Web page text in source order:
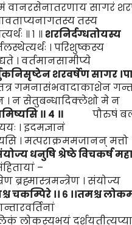
सागरं
तस्य
॥ १ ॥ शरनिर्दग्धतोयस्य
। परिशुष्कस्य
। वर्तमानसामीप्ये
शरवर्षेण सागर ।
गमनासंभवादाकाशेन
। न सेतुबन्धादिक्लेशो मे न
॥ ४ ॥ पौरुषं बलं
। इदमज्ञानं
। मत्पराक्रममजानन् मत्तो
ज्य धनुषि श्रेष्ठे विचकर्ष
–
ब्रह्मास्त्रमन्त्रेण । संयोज्य
चकम्पिरे ।। ६ ।।तमश्च
लोकस्यभयं